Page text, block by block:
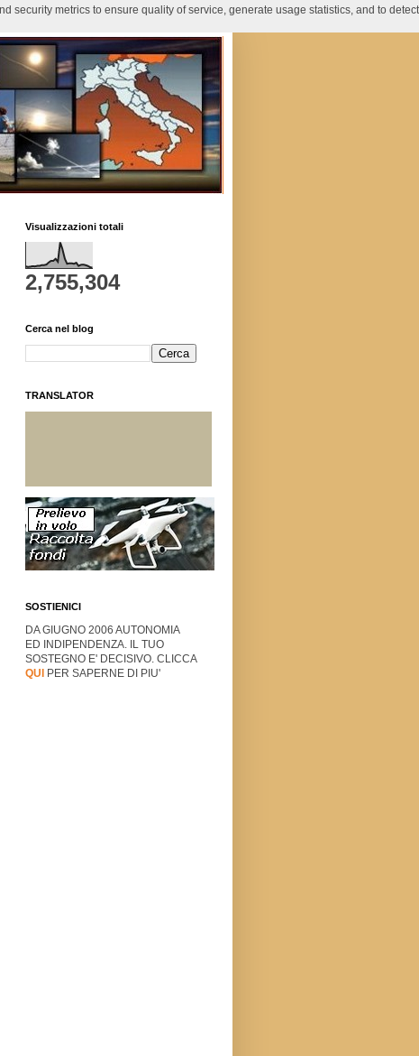
Visualizzazioni totali
2,755,304
Cerca nel blog
TRANSLATOR
SOSTIENICI
DA GIUGNO 2006 AUTONOMIA
ED INDIPENDENZA. IL TUO
SOSTEGNO E' DECISIVO. CLICCA
QUI
PER SAPERNE DI PIU'
security metrics to ensure quality of service, generate usage statistics, and to detect